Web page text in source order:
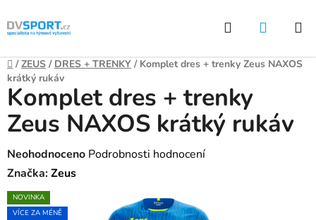
Přejít
na
Hledat
Domů
/ ZEUS / DRES + TRENKY / Komplet dres + trenky Zeus NAXOS
krátký rukáv
Komplet dres + trenky
Zeus NAXOS krátký rukáv
Průměrné
hodnocení
produktu
je
Neohodnoceno Podrobnosti hodnocení
Značka:Zeus
NOVINKA
VÍCE ZA MÉNĚ